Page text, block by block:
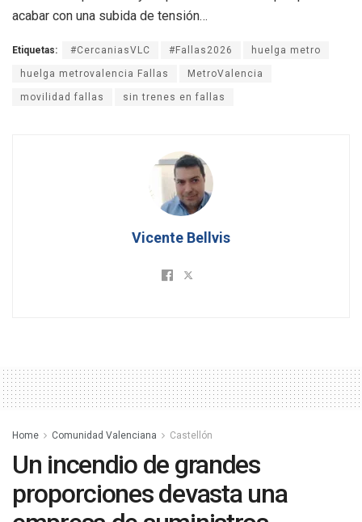
acabar con una subida de tensión…
Etiquetas: #CercaniasVLC #Fallas2026 huelga metro
huelga metrovalencia Fallas MetroValencia
movilidad fallas sin trenes en fallas
Vicente Bellvis
Home Comunidad Valenciana Castellón
Un incendio de grandes
proporciones devasta una